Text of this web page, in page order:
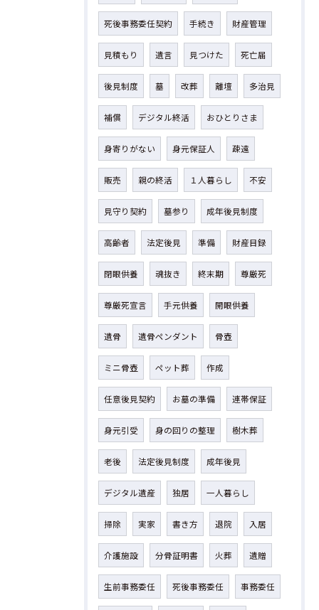
死後事務委任契約 手続き 財産管理
見積もり 遺言 見つけた 死亡届
後見制度 墓 改葬 離壇 多治見
補償 デジタル終活 おひとりさま
身寄りがない 身元保証人 疎遠
販売 親の終活 １人暮らし 不安
見守り契約 墓参り 成年後見制度
高齢者 法定後見 準備 財産目録
閉眼供養 魂抜き 終末期 尊厳死
尊厳死宣言 手元供養 開眼供養
遺骨 遺骨ペンダント 骨壺
ミニ骨壺 ペット葬 作成
任意後見契約 お墓の準備 連帯保証
身元引受 身の回りの整理 樹木葬
老後 法定後見制度 成年後見
デジタル遺産 独居 一人暮らし
掃除 実家 書き方 退院 入居
介護施設 分骨証明書 火葬 遺贈
生前事務委任 死後事務委任 事務委任